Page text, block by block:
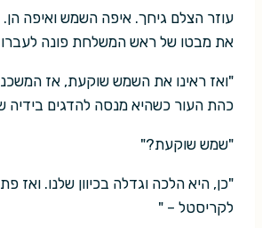
עוזר הצלם גיחך. איפה השמש ואיפה
את מבטו של ראש המשלחת פונה
"ואז ראינו את השמש שוקעת, אז
כהת העור כשהיא מנסה להדגים בידיה
"שמש שוקעת?"
"כן, היא הלכה וגדלה בכיוון שלנו. ואז
לקריסטל – "